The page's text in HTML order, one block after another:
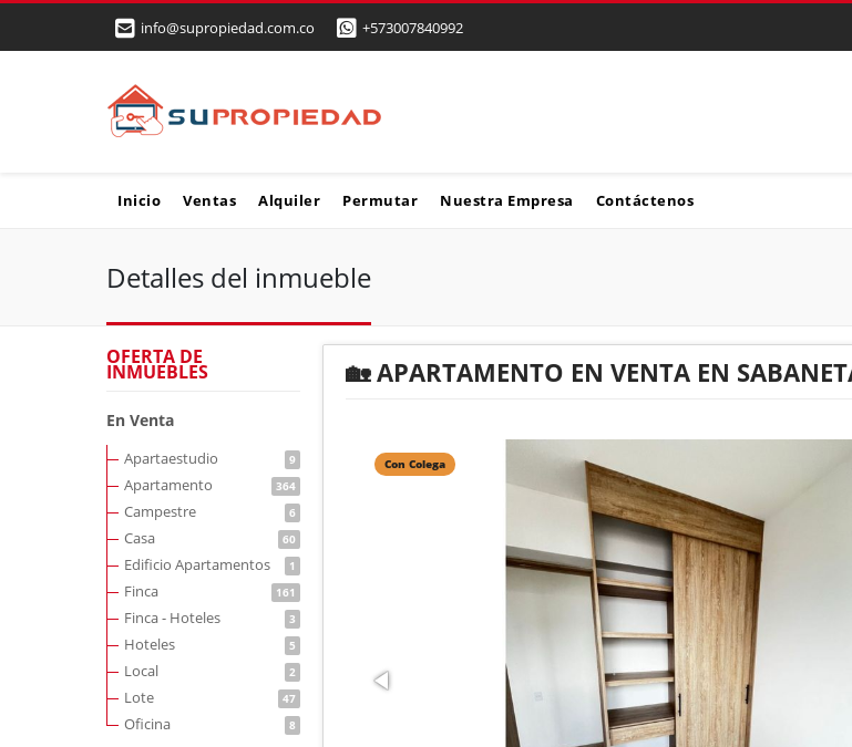
info@supropiedad.com.co +573007840992
Inicio Ventas Alquiler Permutar Nuestra Empresa Contáctenos
Detalles del inmueble
OFERTA DE
INMUEBLES
En Venta
Apartaestudio 9
Apartamento 364
Campestre 6
Casa 60
Edificio Apartamentos 1
Finca 161
Finca - Hoteles 3
Hoteles 5
Local 2
Lote 47
Oficina 8
🏡 APARTAMENTO EN VENTA EN
Con Colega